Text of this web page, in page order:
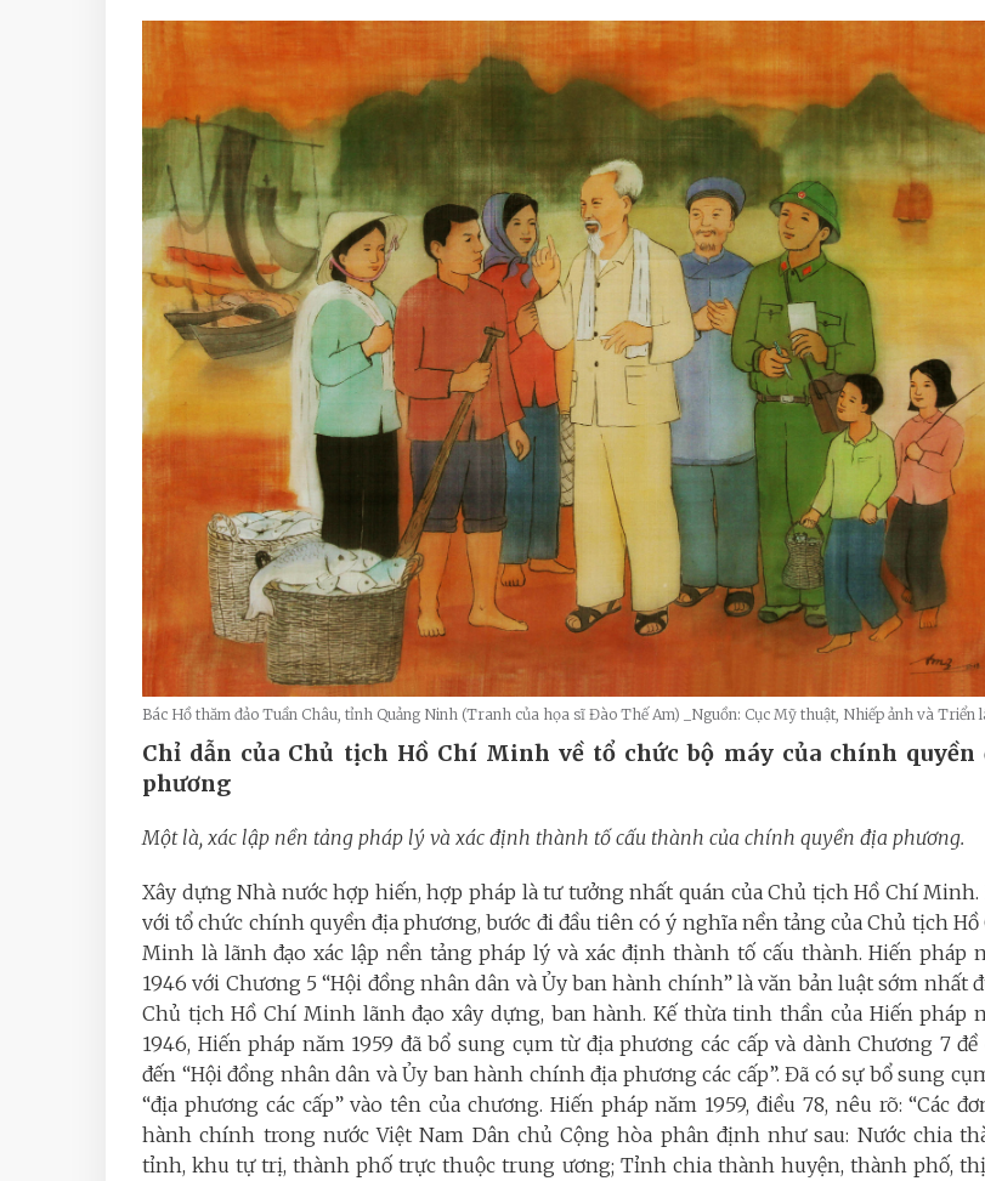
Bác Hồ thăm đảo Tuần Châu, tỉnh Quảng Ninh (Tranh của họa sĩ Đào Thế Am) _Nguồn: Cục Mỹ thuật, Nhiếp ảnh và Triển
Chỉ dẫn của Chủ tịch Hồ Chí Minh về tổ chức bộ máy của chính quyền
phương
Một là, xác lập nền tảng pháp lý và xác định thành tố cấu thành của chính quyền địa phương.
Xây dựng Nhà nước hợp hiến, hợp pháp là tư tưởng nhất quán của Chủ tịch Hồ Chí
với tổ chức chính quyền địa phương, bước đi đầu tiên có ý nghĩa nền tảng của Chủ tịch Hồ
Minh là lãnh đạo xác lập nền tảng pháp lý và xác định thành tố cấu thành. Hiến pháp
1946 với Chương 5 “Hội đồng nhân dân và Ủy ban hành chính” là văn bản luật sớm nhất
Chủ tịch Hồ Chí Minh lãnh đạo xây dựng, ban hành. Kế thừa tinh thần của Hiến pháp
1946, Hiến pháp năm 1959 đã bổ sung cụm từ địa phương các cấp và dành Chương 7 đề
đến “Hội đồng nhân dân và Ủy ban hành chính địa phương các cấp”. Đã có sự bổ sung
“địa phương các cấp” vào tên của chương. Hiến pháp năm 1959, điều 78, nêu rõ: “Các
hành chính trong nước Việt Nam Dân chủ Cộng hòa phân định như sau: Nước chia
tỉnh, khu tự trị, thành phố trực thuộc trung ương; Tỉnh chia thành huyện, thành phố, thị